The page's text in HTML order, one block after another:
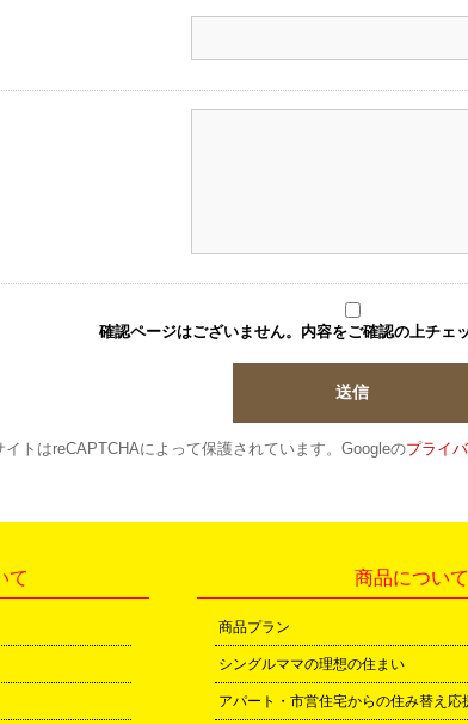
確認ページはございません。内容をご確認の上チェ
トはreCAPTCHAによって保護されています。 Googleのプライ
て 商品について
商品プラン
シングルママの理想の住まい
アパート・市営住宅からの住み替え応